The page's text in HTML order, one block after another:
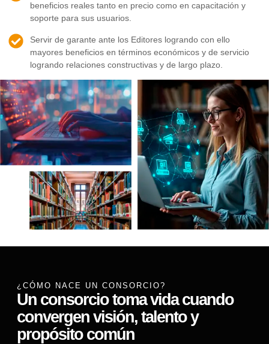
beneficios reales tanto en precio como en capacitación y
soporte para sus usuarios.
Servir de garante ante los Editores logrando con ello
mayores beneficios en términos económicos y de servicio
logrando relaciones constructivas y de largo plazo.
¿CÓMO NACE UN CONSORCIO?
Un consorcio toma vida cuando
convergen visión, talento y
propósito común